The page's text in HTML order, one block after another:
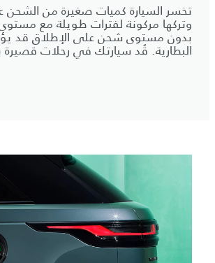
تخسر السيارة كميات صغيرة من الشحن
وتركها مركونة لفترات طويلة مع
بدون مستوى شحن على الإطلاق قد
البطارية. قُد سيارتك في رحلات